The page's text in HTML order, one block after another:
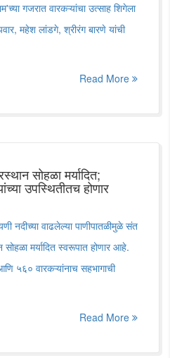
गजरात वारकऱ्यांचा उत्साह शिगेला
महेश लांडगे, श्रीरंग बारणे यांची
Read More
सोहळा मर्यादित;
उपस्थितीतच होणार
नदीच्या वाढलेल्या पाणीपातळीमुळे संत
सोहळा मर्यादित स्वरूपात होणार आहे.
५६० वारकऱ्यांनाच सहभागाची
Read More